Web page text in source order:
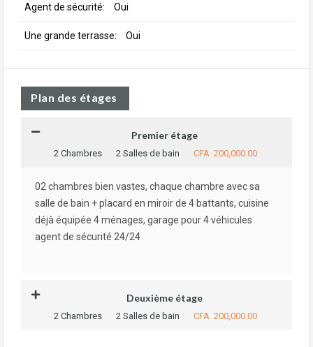
Agent de sécurité: Oui
Une grande terrasse: Oui
Plan des étages
Premier étage
2 Chambres 2 Salles de bain CFA 200,000.00
02 chambres bien vastes, chaque chambre avec sa
salle de bain + placard en miroir de 4 battants, cuisine
déjà équipée 4 ménages, garage pour 4 véhicules
agent de sécurité 24/24
Deuxième étage
2 Chambres 2 Salles de bain CFA 200,000.00